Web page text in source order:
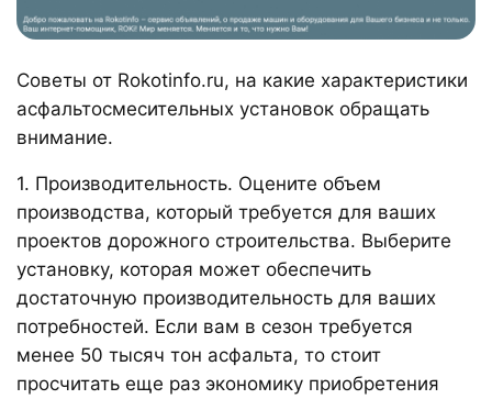
Советы от Rokotinfo.ru, на какие характеристики
асфальтосмесительных установок обращать
внимание.
1. Производительность. Оцените объем
производства, который требуется для ваших
проектов дорожного строительства. Выберите
установку, которая может обеспечить
достаточную производительность для ваших
потребностей. Если вам в сезон требуется
менее 50 тысяч тон асфальта, то стоит
просчитать еще раз экономику приобретения